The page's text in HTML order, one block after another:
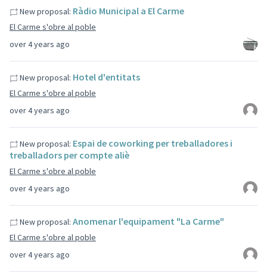
over 4 years ago
New proposal: Ràdio Municipal a El Carme
El Carme s'obre al poble
over 4 years ago
New proposal: Hotel d'entitats
El Carme s'obre al poble
over 4 years ago
New proposal: Espai de coworking per treballadores i
treballadors per compte aliè
El Carme s'obre al poble
over 4 years ago
New proposal: Anomenar l'equipament "La Carme"
El Carme s'obre al poble